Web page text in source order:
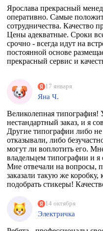
Ярослава прекрасный
оперативно. Самые
сотрудничества. Качество
Цены адекватные. Сроки
срочно - всегда идут на
постоянной основе
прекрасный сервис и
17 января
Яна Ч.
Великолепная типография!
нестандартный заказ, и я
Другие типографии либо
отказывали, либо
могут ли воплотить его.
владельцем типографии и я
Мне отвечали на вопросы,
заказали такую же
подобрать стикеры!
14 октября
Электричка